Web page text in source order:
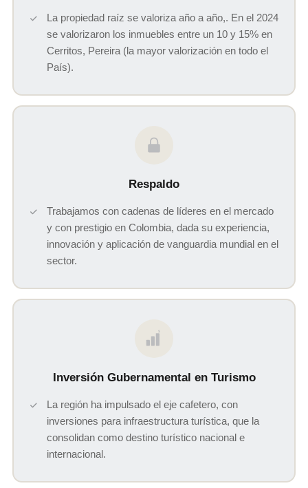
La propiedad raíz se valoriza año a año,. En el 2024
se valorizaron los inmuebles entre un 10 y 15% en
Cerritos, Pereira (la mayor valorización en todo el
País).
Respaldo
Trabajamos con cadenas de líderes en el mercado
y con prestigio en Colombia, dada su experiencia,
innovación y aplicación de vanguardia mundial en el
sector.
$
Inversión Gubernamental en Turismo
La región ha impulsado el eje cafetero, con
inversiones para infraestructura turística, que la
consolidan como destino turístico nacional e
internacional.